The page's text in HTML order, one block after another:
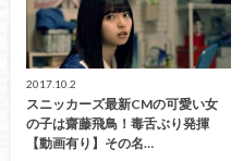
2017.10.2
スニッカーズ最新CMの可愛い女
の子は齋藤飛鳥！毒舌ぶり発揮
【動画有り】その名…